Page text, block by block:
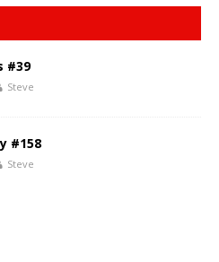
#39
Steve
#158
Steve